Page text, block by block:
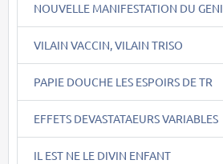
NOUVELLE MANIFESTATION DU GENI
VILAIN VACCIN, VILAIN TRISO
PAPIE DOUCHE LES ESPOIRS DE TR
EFFETS DEVASTATAEURS VARIABLES
IL EST NE LE DIVIN ENFANT